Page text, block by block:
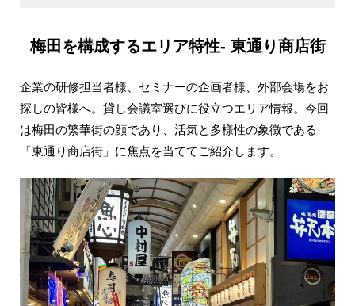
梅田を構成するエリア特性- 東通り商店街
企業の研修担当者様、セミナーの企画者様、外部会場をお
探しの皆様へ。貸し会議室選びに役立つエリア情報。今回
は梅田の繁華街の顔であり、活気と多様性の象徴である
「東通り商店街」に焦点を当ててご紹介します。